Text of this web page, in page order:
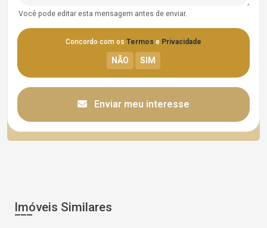
Você pode editar esta mensagem antes de enviar.
Concordo com os Termos e Privacidade
Enviar meu interesse
Imóveis Similares